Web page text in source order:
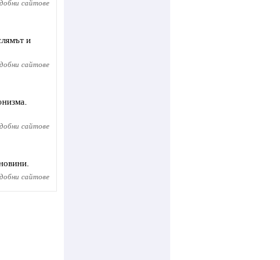
сайтове
и
сайтове
сайтове
сайтове